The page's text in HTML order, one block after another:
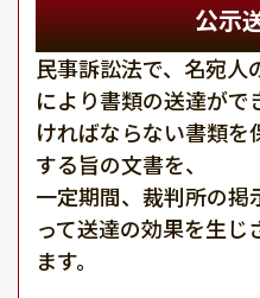
公示
民事訴訟法で、名宛人
により書類の送達がで
ければならない書類を
する旨の文書を、
一定期間、裁判所の掲
って送達の効果を生
ます。